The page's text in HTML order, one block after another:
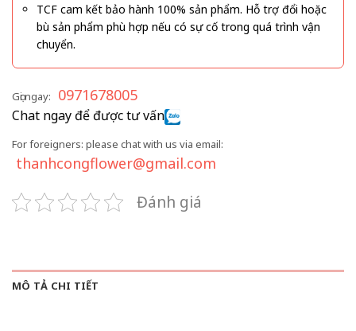
TCF cam kết bảo hành 100% sản phẩm. Hỗ trợ đổi hoặc
bù sản phẩm phù hợp nếu có sự cố trong quá trình vận
chuyển.
Gọi ngay: 0971678005
Chat ngay để được tư vấn
For foreigners: please chat with us via email:
thanhcongflower@gmail.com
Đánh giá
MÔ TẢ CHI TIẾT